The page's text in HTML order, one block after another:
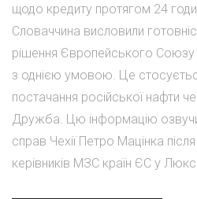
щодо кредиту протягом 24
Словаччина висловили
рішення Європейського Союзу
з однією умовою. Це
постачання російської нафти
Дружба. Цю інформацію
справ Чехії Петро Мацінка
керівників МЗС країн ЄС у